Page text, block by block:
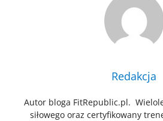
Redakcja
Autor bloga FitRepublic.pl.
siłowego oraz certyfikowany